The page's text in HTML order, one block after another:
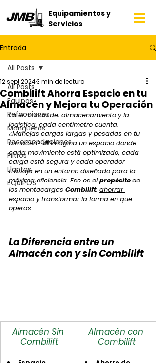
Equipamientos y
Servicios
Entrada
All Posts
Equipos
Refacciones
Mangueras
Recomendaciones
Filtros
Llantas
EQUIPOS
All Posts
Combilift Ahorra Espacio en tu
Almacén y Mejora tu Operación
12 sept 20243 min de lectura
En el mundo del almacenamiento y la
logística, cada centímetro cuenta.
¿Manejas cargas largas y pesadas en tu
almacén? 🚛 Imagina un espacio donde
cada movimiento está optimizado, cada
carga está segura y cada operador
trabaja en un entorno diseñado para la
máxima eficiencia. Ese es el propósito de
los montacargas Combilift: ahorrar
espacio y transformar la forma en que
operas.
La Diferencia entre un
Almacén con y sin Combilift
Almacén Sin
Combilift
Almacén con
Combilift